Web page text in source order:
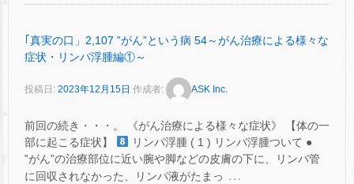
｢真実の口」2,107 ‟がん”という病 54～がん治療による様々な
症状・リンパ浮腫編①～
投稿日: 2023年12月15日 作成者: ASK Inc.
前回の続き・・・。 《がん治療による様々な症状》 【体の一
部に起こる症状】
リンパ浮腫 ( 1 ) リンパ浮腫ついて ●
‟がん”の治療部位に近い腕や脚などの皮膚の下に、リンパ管
に回収されなかった、リンパ液がたまっ …